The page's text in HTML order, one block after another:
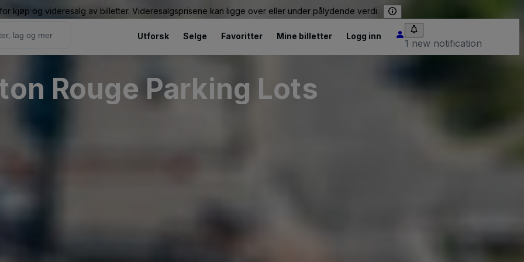
kjøp og videresalg av billetter. Videresalgsprisene kan ligge over eller under pålydende verdi.
Utforsk Selge Favoritter Mine billetter Logg inn
1 new notification
Rouge Parking Lots